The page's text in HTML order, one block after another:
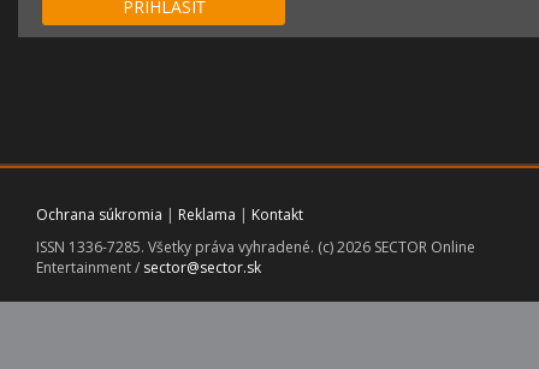
PRIHLÁSIŤ
Ochrana súkromia | Reklama | Kontakt
ISSN 1336-7285. Všetky práva vyhradené. (c) 2026 SECTOR Online
Entertainment / sector@sector.sk